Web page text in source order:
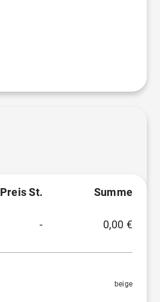
Preis St. Summe
- 0,00 €
beige